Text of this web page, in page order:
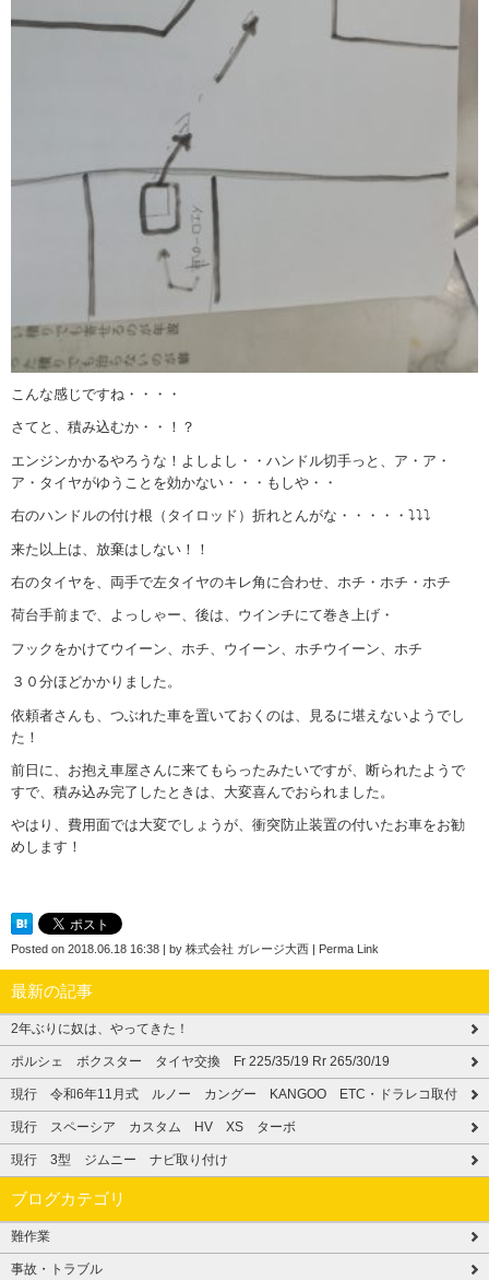
こんな感じですね・・・・
さてと、積み込むか・・！？
エンジンかかるやろうな！よしよし・・ハンドル切手っと、ア・ア・
ア・タイヤがゆうことを効かない・・・もしや・・
右のハンドルの付け根（タイロッド）折れとんがな・・・・・⤵⤵⤵
来た以上は、放棄はしない！！
右のタイヤを、両手で左タイヤのキレ角に合わせ、ホチ・ホチ・ホチ
荷台手前まで、よっしゃー、後は、ウインチにて巻き上げ・
フックをかけてウイーン、ホチ、ウイーン、ホチウイーン、ホチ
３０分ほどかかりました。
依頼者さんも、つぶれた車を置いておくのは、見るに堪えないようでし
た！
前日に、お抱え車屋さんに来てもらったみたいですが、断られたようで
すで、積み込み完了したときは、大変喜んでおられました。
やはり、費用面では大変でしょうが、衝突防止装置の付いたお車をお勧
めします！
Posted on 2018.06.18 16:38 by 株式会社 ガレージ大西 Perma Link
最新の記事
2年ぶりに奴は、やってきた！
ポルシェ ボクスター タイヤ交換 Fr 225/35/19 Rr 265/30/19
現行 令和6年11月式 ルノー カングー KANGOO ETC・ドラレコ取付
現行 スペーシア カスタム HV XS ターボ
現行 3型 ジムニー ナビ取り付け
ブログカテゴリ
難作業
事故・トラブル